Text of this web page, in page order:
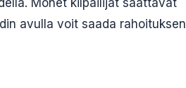
Monet kilpailijat saattavat
avulla voit saada rahoituksen